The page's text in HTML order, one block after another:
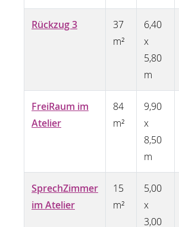
Rückzug 3
37
m²
6,40
x
5,80
m
FreiRaum im
Atelier
84
m²
9,90
x
8,50
m
SprechZimmer
im Atelier
15
m²
5,00
x
3,00